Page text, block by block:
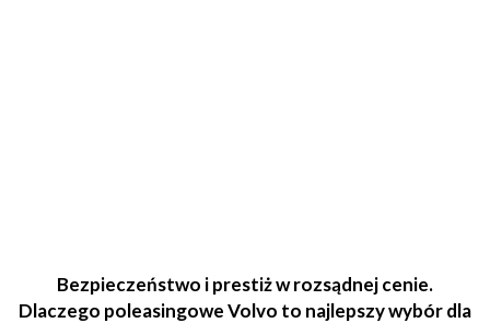
Bezpieczeństwo i prestiż w rozsądnej cenie.
Dlaczego poleasingowe Volvo to najlepszy wybór dla